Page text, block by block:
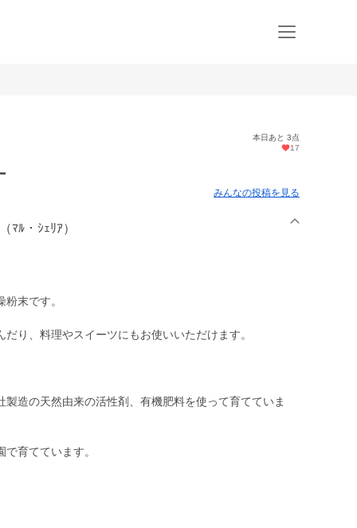
本日あと 3点
17
みんなの投稿を見る
ﾏﾙ・ｼｪﾘｱ）
末です。
り、料理やスイーツにもお使いいただけます。
造の天然由来の活性剤、有機肥料を使って育てていま
育てています。